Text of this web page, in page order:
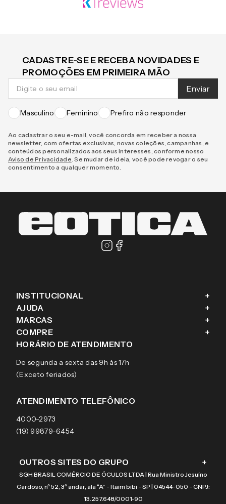
CADASTRE-SE E RECEBA NOVIDADES E
PROMOÇÕES EM PRIMEIRA MÃO
Enviar
Masculino Feminino Prefiro não responder
Ao cadastrar o seu e-mail, você concorda em receber a nossa
newsletter, com ofertas exclusivas, novas coleções, campanhas, e
conteúdos personalizados aos seus interesses, conforme nosso
Aviso de Privacidade . Se mudar de ideia, você pode revogar o seu
consentimento a qualquer momento.
INSTITUCIONAL +
Fale conosco
Blog
Sobre a eÓtica
Aviso de privacidade
Termos e condições de uso
AJUDA +
Como comprar
Trocas e Devoluções
Pagamentos
Garantias
MARCAS +
Ray-Ban
Tecnol
Arnette
Burberry
COMPRE +
Óculos de sol
Lentes de contato
HORÁRIO DE ATENDIMENTO
De segunda a sexta das 9h às 17h
(Exceto feriados)
ATENDIMENTO TELEFÔNICO
4000-2973
(19) 99879-6454
OUTROS SITES DO GRUPO +
SGH BRASIL COMÉRCIO DE ÓCULOS LTDA | Rua Ministro Jesuíno
Cardoso, nº 52, 3º andar, ala “A” - Itaim bibi - SP | 04544-050 - CNPJ:
13.257.648/0001-90